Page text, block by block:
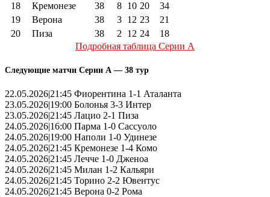
18
Кремонезе 38 8 10 20
34
19
Верона 38 3 12 23
21
20
Пиза 38 2 12 24
18
Подробная таблица Серии А
Следующие матчи Серии А — 38 тур
22.05.2026|21:45 Фиорентина 1-1 Аталанта
23.05.2026|19:00 Болонья 3-3 Интер
23.05.2026|21:45 Лацио 2-1 Пиза
24.05.2026|16:00 Парма 1-0 Сассуоло
24.05.2026|19:00 Наполи 1-0 Удинезе
24.05.2026|21:45 Кремонезе 1-4 Комо
24.05.2026|21:45 Лечче 1-0 Дженоа
24.05.2026|21:45 Милан 1-2 Кальяри
24.05.2026|21:45 Торино 2-2 Ювентус
24.05.2026|21:45 Верона 0-2 Рома